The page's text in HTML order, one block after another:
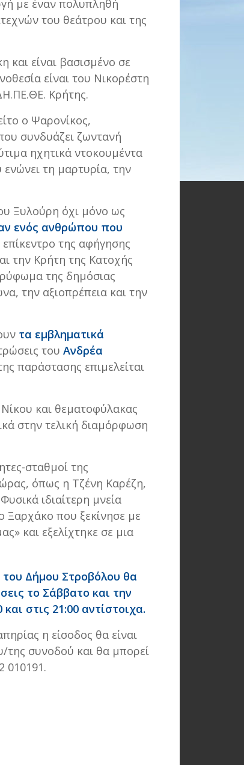
με έναν πολυπληθή
του θεάτρου και της
και είναι βασισμένο σε
είναι του Νικορέστη
Κρήτης.
ο Ψαρονίκος,
συνδυάζει ζωντανή
ηχητικά ντοκουμέντα
τη μαρτυρία, την
Ξυλούρη όχι μόνο ως
ενός ανθρώπου που
επίκεντρο της αφήγησης
την Κρήτη της Κατοχής
της δημόσιας
την αξιοπρέπεια και την
τα εμβληματικά
του Ανδρέα
παράστασης επιμελείται
και θεματοφύλακας
στην τελική διαμόρφωση
σταθμοί της
όπως η Τζένη Καρέζη,
ιδιαίτερη μνεία
Ξαρχάκο που ξεκίνησε με
και εξελίχτηκε σε μια
Δήμου Στροβόλου θα
το Σάββατο και την
στις 21:00 αντίστοιχα.
η είσοδος θα είναι
της συνοδού και θα μπορεί
010191.